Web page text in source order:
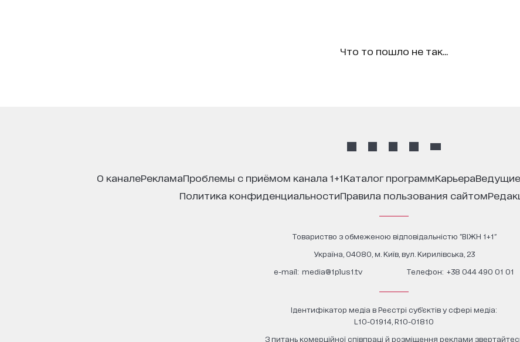
Что то пошло не так...
о канале реклама проблемы с приёмом канала 1+1 каталог программ карьера ведущие
политика конфиденциальности
правила пользования сайтом
Товариство з обмеженою відповідальністю "ВІЖН 1+1"
Україна, 04080, м. Київ, вул. Кирилівська, 23
е-mail: media@1plus1.tv Телефон: +38 044 490 01 01
Ідентифікатор медіа в Реєстрі суб’єктів у сфері медіа:
L10-01914, R10-01810
З питань комерційної співпраці й розміщення реклами